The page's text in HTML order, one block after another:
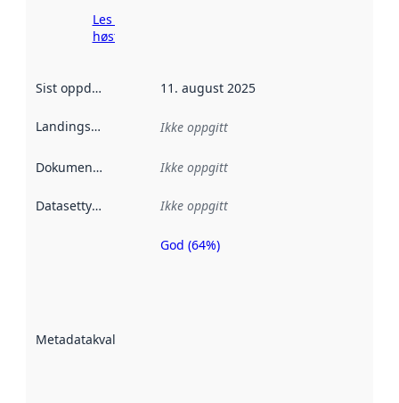
Les mer om
høsting her
Sist oppdatert 11. august 2025
Landingsside Ikke oppgitt
Dokumentasjon Ikke oppgitt
Datasettype Ikke oppgitt
Metadatakvalitet
Metadatakvalitet
God (64%)